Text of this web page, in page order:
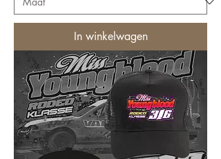
In winkelwagen